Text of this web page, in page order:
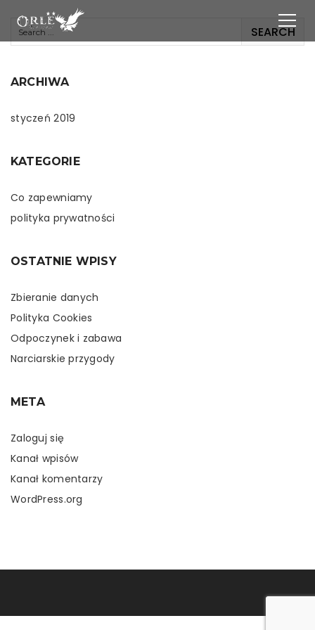
ARCHIWA
styczeń 2019
KATEGORIE
Co zapewniamy
polityka prywatności
OSTATNIE WPISY
Zbieranie danych
Polityka Cookies
Odpoczynek i zabawa
Narciarskie przygody
META
Zaloguj się
Kanał wpisów
Kanał komentarzy
WordPress.org